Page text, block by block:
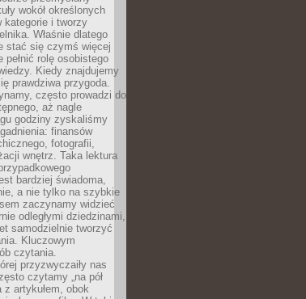
wokół określonych
kategorie i tworzy
Właśnie dlatego
stać się czymś więcej
pełnić rolę osobistego
Kiedy znajdujemy
prawdziwa przygoda.
często prowadzi do
aż nagle
godziny zyskaliśmy
finansów
fotografii,
wnętrz. Taka lektura
bardziej świadoma,
a nie tylko na szybkie
zaczynamy widzieć
odległymi dziedzinami,
samodzielnie tworzyć
Kluczowym
czytania.
przyzwyczaiły nas
czytamy „na pół
z artykułem, obok